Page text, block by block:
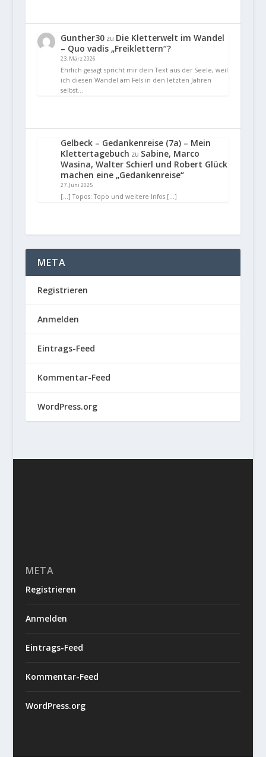
Gunther30zu Die Kletterwelt im Wandel
– Quo vadis „Freiklettern“?
23. März 2026
Ehrlich gesagt spricht mir dein Text aus der Seele, weil
ich diesen Wandel am Fels in den letzten Jahren
selbst…
Gelbeck – Gedankenreise (7a) – Mein
Klettertagebuch zu Sabine, Marco
Wasina, Walter Schierl und Robert Glück
machen eine „Gedankenreise“
27. Juni 2025
[…] Topos: Topo und weitere Infos […]
META
Registrieren
Anmelden
Eintrags-Feed
Kommentar-Feed
WordPress.org
META
Registrieren
Anmelden
Eintrags-Feed
Kommentar-Feed
WordPress.org